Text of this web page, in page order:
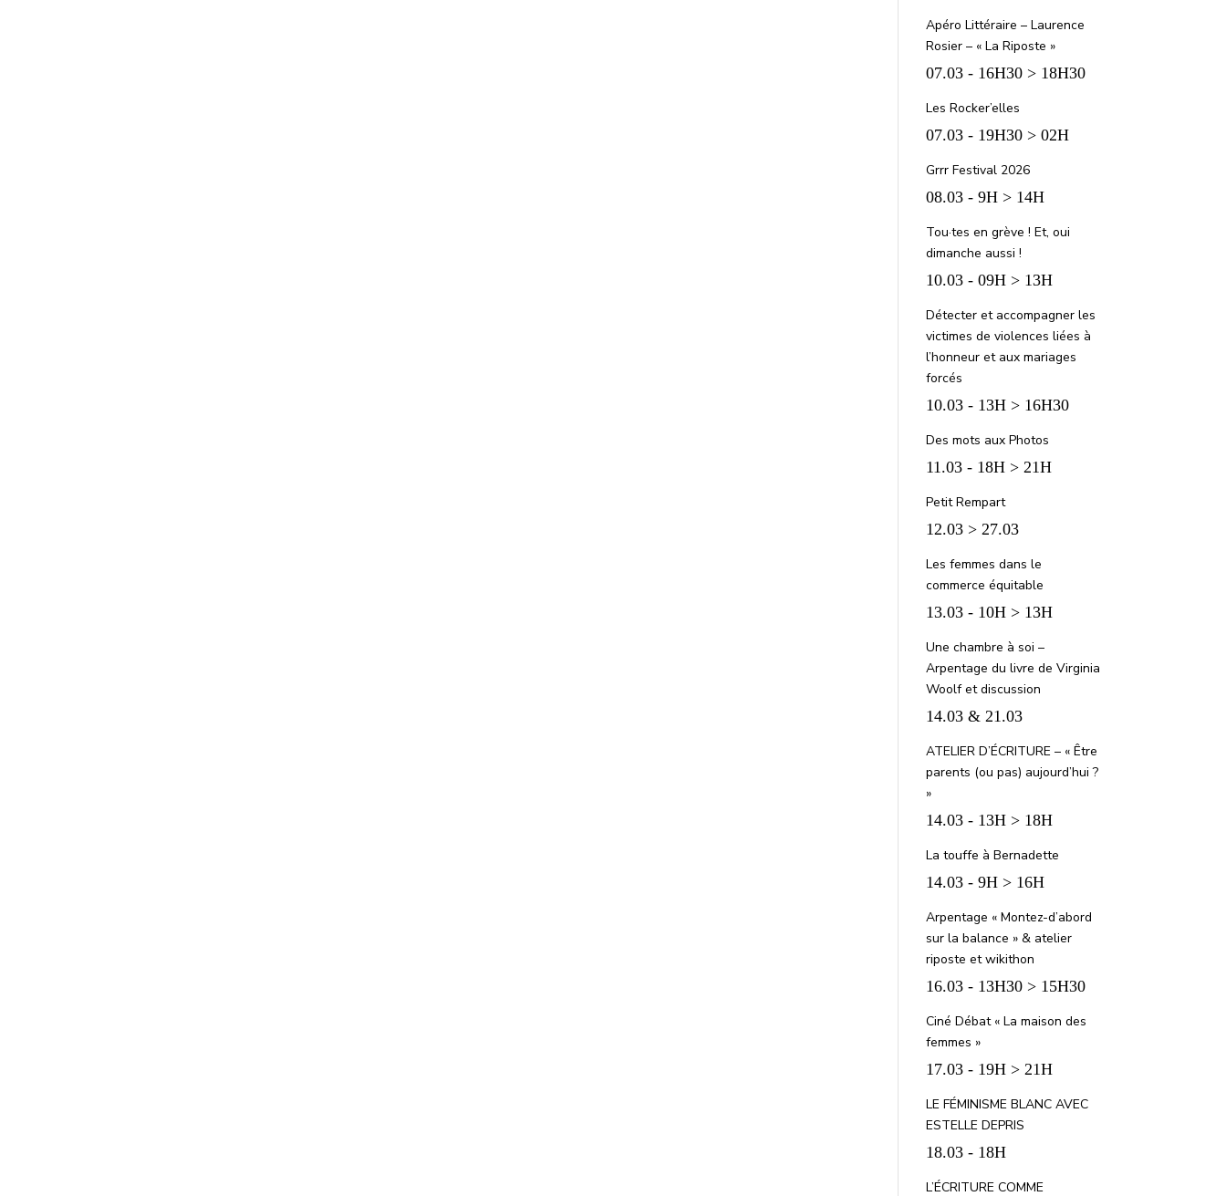
Apéro Littéraire – Laurence
Rosier – « La Riposte »
07.03 - 16H30 > 18H30
Les Rocker’elles
07.03 - 19H30 > 02H
Grrr Festival 2026
08.03 - 9H > 14H
Tou·tes en grève ! Et, oui
dimanche aussi !
10.03 - 09H > 13H
Détecter et accompagner les
victimes de violences liées à
l’honneur et aux mariages
forcés
10.03 - 13H > 16H30
Des mots aux Photos
11.03 - 18H > 21H
Petit Rempart
12.03 > 27.03
Les femmes dans le
commerce équitable
13.03 - 10H > 13H
Une chambre à soi –
Arpentage du livre de Virginia
Woolf et discussion
14.03 & 21.03
ATELIER D’ÉCRITURE – « Être
parents (ou pas) aujourd’hui ?
»
14.03 - 13H > 18H
La touffe à Bernadette
14.03 - 9H > 16H
Arpentage « Montez-d’abord
sur la balance » & atelier
riposte et wikithon
16.03 - 13H30 > 15H30
Ciné Débat « La maison des
femmes »
17.03 - 19H > 21H
LE FÉMINISME BLANC AVEC
ESTELLE DEPRIS
18.03 - 18H
L’ÉCRITURE COMME